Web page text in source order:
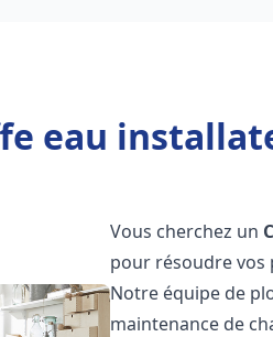
eau
Vous cherchez un
pour résoudre vos
Notre équipe de
maintenance de